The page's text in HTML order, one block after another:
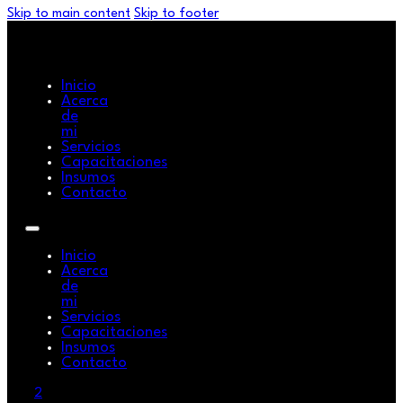
Skip to main content Skip to footer
Inicio
Acerca
de
mi
Servicios
Capacitaciones
Insumos
Contacto
Inicio
Acerca
de
mi
Servicios
Capacitaciones
Insumos
Contacto
2